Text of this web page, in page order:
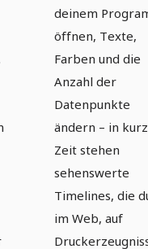
deinem
öffnen, Texte,
Farben und die
Anzahl der
Datenpunkte
ändern – in
Zeit stehen
sehenswerte
Timelines, die
im Web, auf